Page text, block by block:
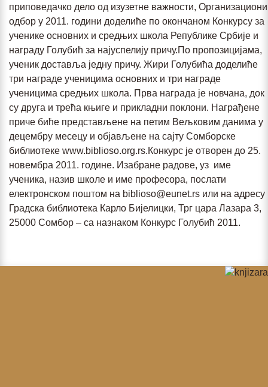
приповедачко дело од изузетне важности, Организациони
одбор у 2011. години доделиће по окончаном Конкурсу за
ученике основних и средњих школа Републике Србије и
награду Голубић за најуспелију причу.По пропозицијама,
ученик доставља једну причу. Жири Голубића доделиће
три награде ученицима основних и три награде
ученицима средњих школа. Прва награда је новчана, док
су друга и трећа књиге и прикладни поклони. Награђене
приче биће представљене на петим Вељковим данима у
децембру месецу и објављене на сајту Сомборске
библиотеке www.biblioso.org.rs.Конкурс је отворен до 25.
новембра 2011. године. Изабране радове, уз име
ученика, назив школе и име професора, послати
електронском поштом на biblioso@eunet.rs или на адресу
Градска библиотека Карло Бијелицки, Трг цара Лазара 3,
25000 Сомбор – са назнаком Конкурс Голубић 2011.